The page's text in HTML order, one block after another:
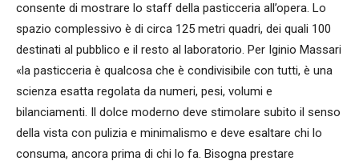
consente di mostrare lo staff della pasticceria all’opera. Lo
spazio complessivo è di circa 125 metri quadri, dei quali 100
destinati al pubblico e il resto al laboratorio. Per Iginio Massari
«la pasticceria è qualcosa che è condivisibile con tutti, è una
scienza esatta regolata da numeri, pesi, volumi e
bilanciamenti. Il dolce moderno deve stimolare subito il senso
della vista con pulizia e minimalismo e deve esaltare chi lo
consuma, ancora prima di chi lo fa. Bisogna prestare